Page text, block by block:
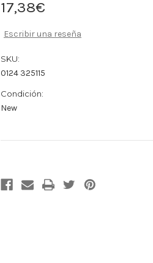
17,38€
Escribir una reseña
SKU:
0124 325115
Condición:
New
de